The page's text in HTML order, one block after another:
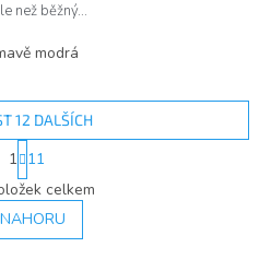
než běžný...
modrá
O
v
l
á
12 DALŠÍCH
S
t
r
á
n
k
1 11
celkem
NAHORU